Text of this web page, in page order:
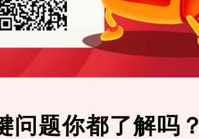
问题你都了解吗？